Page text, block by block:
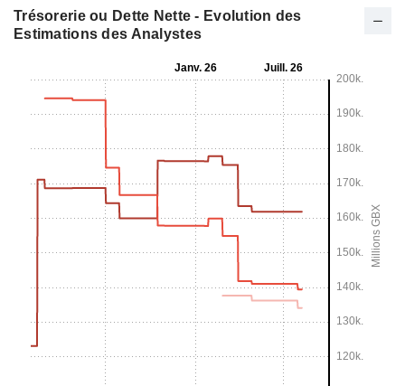
Trésorerie ou Dette Nette - Evolution des
Estimations des Analystes